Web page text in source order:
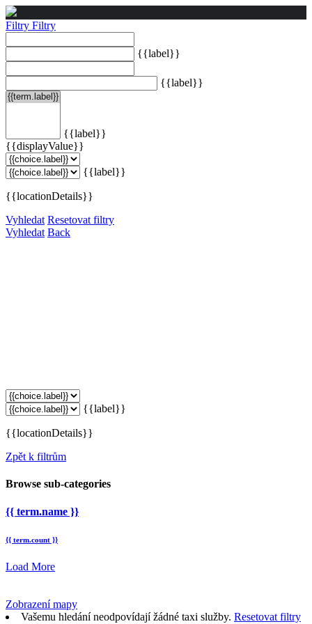
Filtry Filtry
{{label}}
{{label}}
{{label}}
{{displayValue}}
{{label}}
{{locationDetails}}
Vyhledat Resetovat filtry
Vyhledat Back
{{label}}
{{locationDetails}}
Zpět k filtrům
Browse sub-categories
{{ term.name }}
{{ term.count }}
Load More
Zobrazení mapy
Vašemu hledání neodpovídají žádné taxi služby. Resetovat filtry